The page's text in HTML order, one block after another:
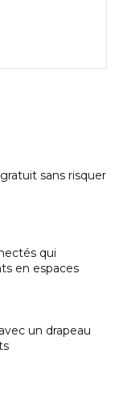
sans risquer
qui
en espaces
un drapeau